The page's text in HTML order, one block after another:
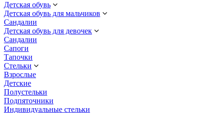
Детская обувь
Детская обувь для мальчиков
Сандалии
Детская обувь для девочек
Сандалии
Сапоги
Тапочки
Стельки
Взрослые
Детские
Полустельки
Подпяточники
Индивидуальные стельки